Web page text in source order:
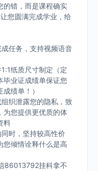
的错，而是课程确实
您圆满完成学业，给
任务，支持视频语音
纸质尺寸制定（定
毕业证成绩单保证您
绩单！）
织泄露您的隐私，致
为您提供更优质的体
料
时，坚持较高性价
您倾情诠释什么是高
86013792挂科拿不